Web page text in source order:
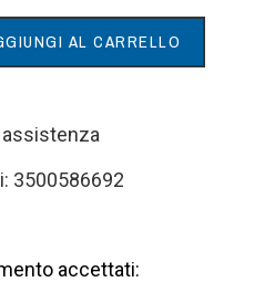
AL CARRELLO
3500586692
accettati: